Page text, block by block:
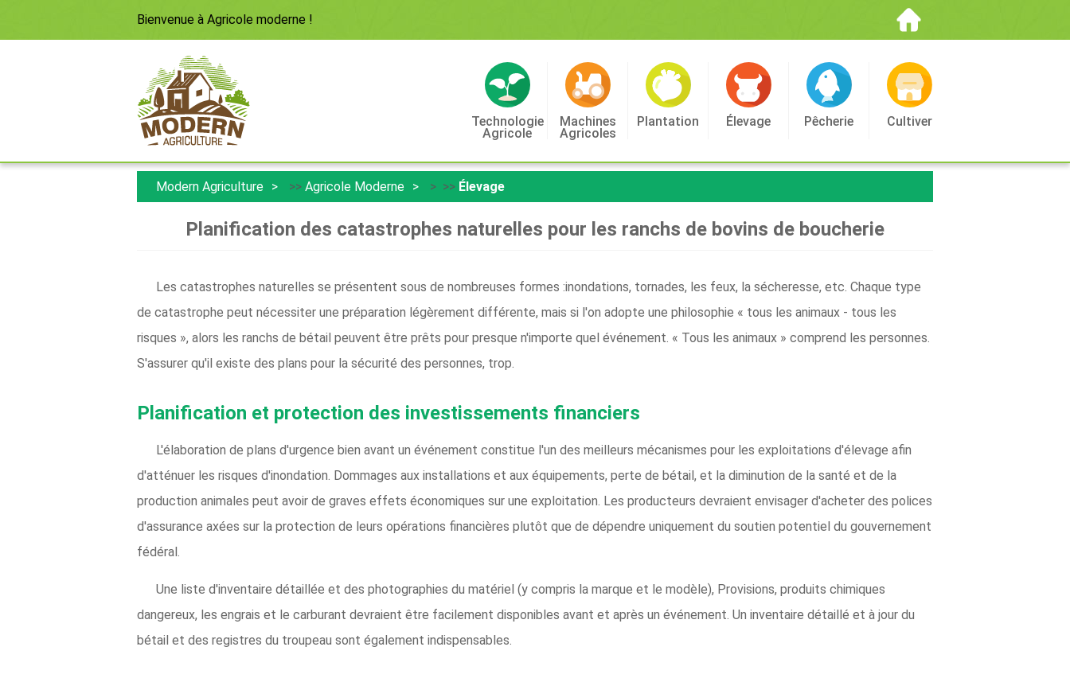
Bienvenue à Agricole moderne !
Technologie
Agricole
Machines
Agricoles
Plantation Élevage Pêcherie Cultiver
Modern Agriculture >> Agricole Moderne > >> Élevage
Planification des catastrophes naturelles pour les ranchs de bovins de boucherie
Les catastrophes naturelles se présentent sous de nombreuses formes :inondations, tornades, les feux, la sécheresse, etc. Chaque type
de catastrophe peut nécessiter une préparation légèrement différente, mais si l'on adopte une philosophie « tous les animaux - tous les
risques », alors les ranchs de bétail peuvent être prêts pour presque n'importe quel événement. « Tous les animaux » comprend les personnes.
S'assurer qu'il existe des plans pour la sécurité des personnes, trop.
Planification et protection des investissements financiers
L'élaboration de plans d'urgence bien avant un événement constitue l'un des meilleurs mécanismes pour les exploitations d'élevage afin
d'atténuer les risques d'inondation. Dommages aux installations et aux équipements, perte de bétail, et la diminution de la santé et de la
production animales peut avoir de graves effets économiques sur une exploitation. Les producteurs devraient envisager d'acheter des polices
d'assurance axées sur la protection de leurs opérations financières plutôt que de dépendre uniquement du soutien potentiel du gouvernement
fédéral.
Une liste d'inventaire détaillée et des photographies du matériel (y compris la marque et le modèle), Provisions, produits chimiques
dangereux, les engrais et le carburant devraient être facilement disponibles avant et après un événement. Un inventaire détaillé et à jour du
bétail et des registres du troupeau sont également indispensables.